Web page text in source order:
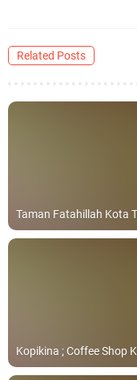
Related Posts
Taman Fatahillah Kota
Kopikina ; Coffee Shop